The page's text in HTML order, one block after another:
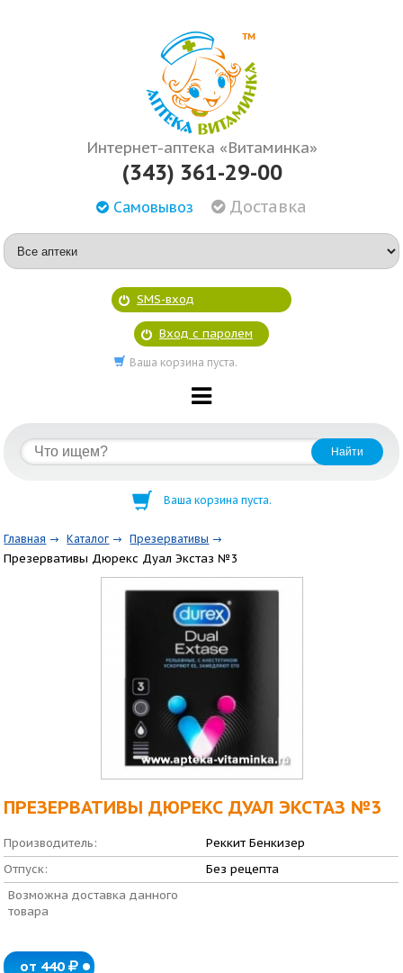
Интернет-аптека «Витаминка»
(343) 361-29-00
Самовывоз Доставка
SMS-вход
Вход с паролем
Ваша корзина пуста.
Ваша корзина пуста.
Главная Каталог Презервативы
Презервативы Дюрекс Дуал Экстаз №3
ПРЕЗЕРВАТИВЫ ДЮРЕКС ДУАЛ ЭКСТАЗ №3
Производитель:
Реккит Бенкизер
Отпуск:
Без рецепта
Возможна доставка данного
товара
от 440